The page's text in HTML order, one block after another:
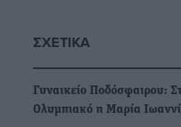
ΣΧΕΤΙΚΆ
Γυναικείο Ποδόσφαιρου:
Ολυμπιακό η Μαρία